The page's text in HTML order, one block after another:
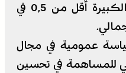
برامج الحماية الاجتماعية الكبيرة أقل من 0,5 في
عمومية في مجال
للمساهمة في تحسين